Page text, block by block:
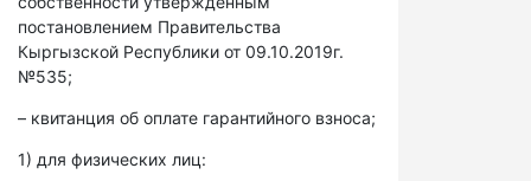
постановлением Правительства
Кыргызской Республики от 09.10.2019г.
№535;
– квитанция об оплате гарантийного взноса;
1) для физических лиц: